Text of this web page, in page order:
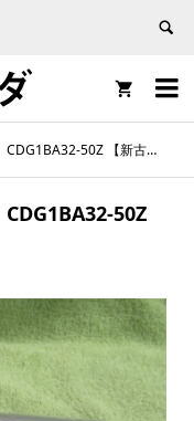


50Z 【新古品】
50Z